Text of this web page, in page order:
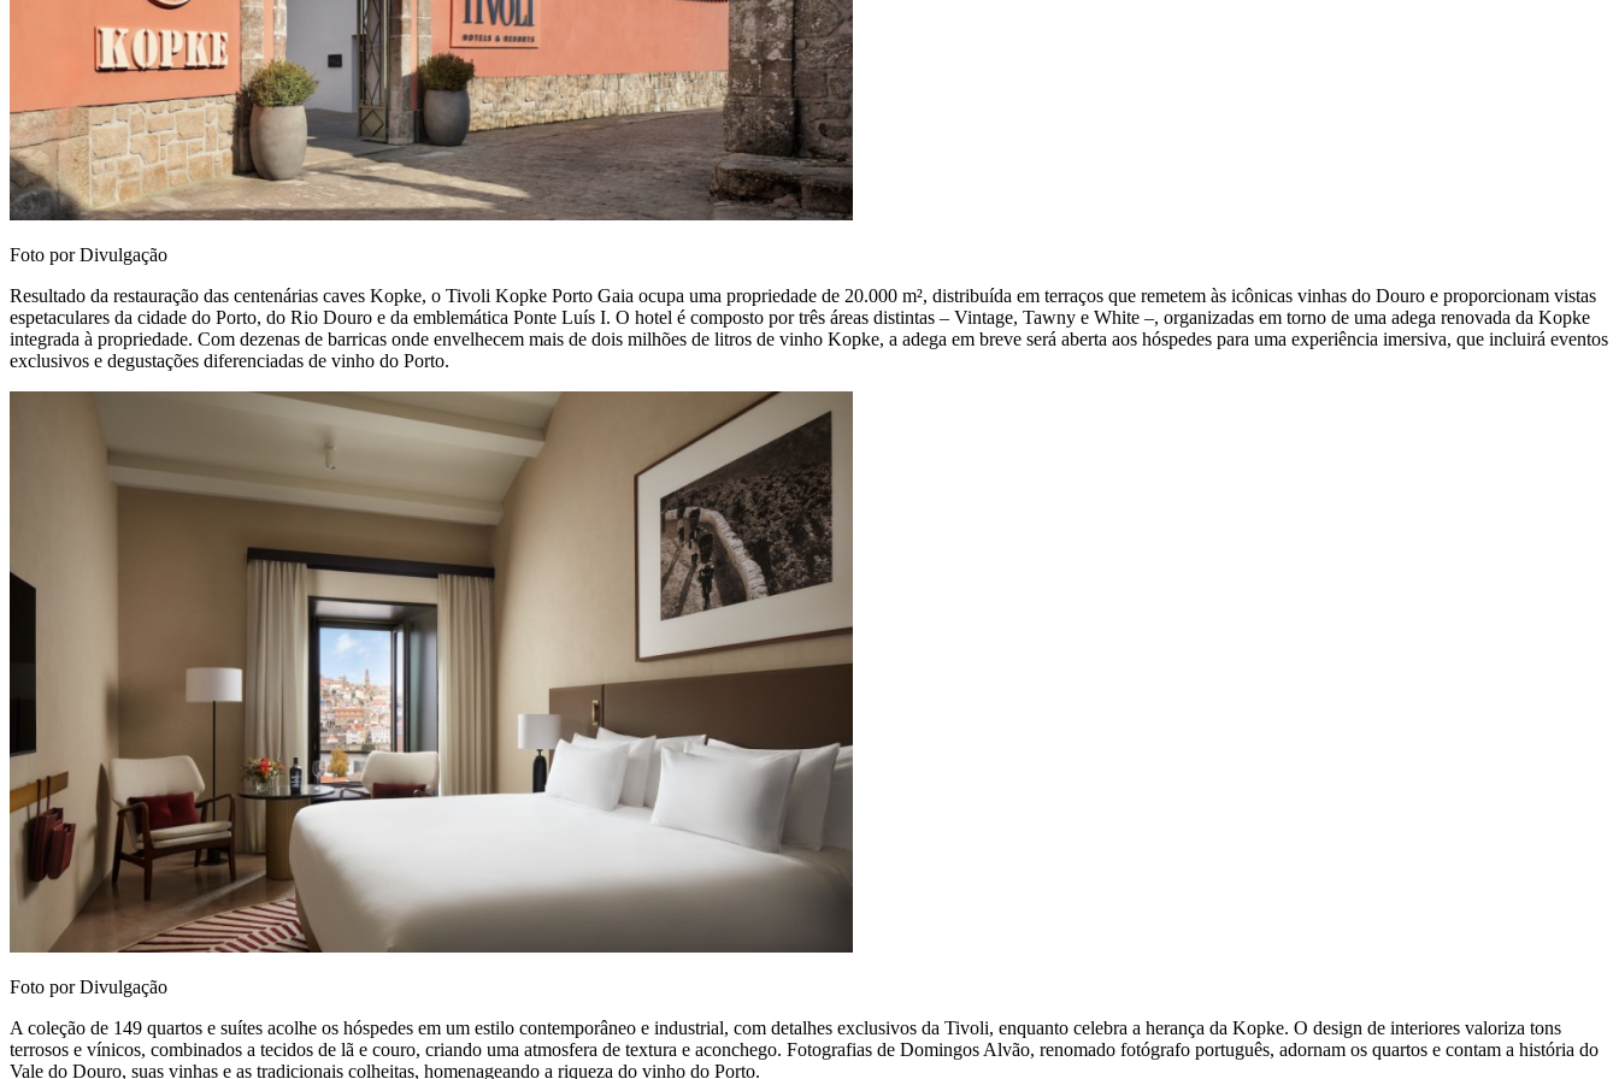
Foto por Divulgação
Resultado da restauração das centenárias caves Kopke, o Tivoli Kopke Porto Gaia ocupa uma propriedade de 20.000 m², distribuída em terraços que remetem às icônicas vinhas do Douro e proporcionam vistas
espetaculares da cidade do Porto, do Rio Douro e da emblemática Ponte Luís I. O hotel é composto por três áreas distintas – Vintage, Tawny e White –, organizadas em torno de uma adega renovada da Kopke
integrada à propriedade. Com dezenas de barricas onde envelhecem mais de dois milhões de litros de vinho Kopke, a adega em breve será aberta aos hóspedes para uma experiência imersiva, que incluirá eventos
exclusivos e degustações diferenciadas de vinho do Porto.
Foto por Divulgação
A coleção de 149 quartos e suítes acolhe os hóspedes em um estilo contemporâneo e industrial, com detalhes exclusivos da Tivoli, enquanto celebra a herança da Kopke. O design de interiores valoriza tons
terrosos e vínicos, combinados a tecidos de lã e couro, criando uma atmosfera de textura e aconchego. Fotografias de Domingos Alvão, renomado fotógrafo português, adornam os quartos e contam a história do
Vale do Douro, suas vinhas e as tradicionais colheitas, homenageando a riqueza do vinho do Porto.